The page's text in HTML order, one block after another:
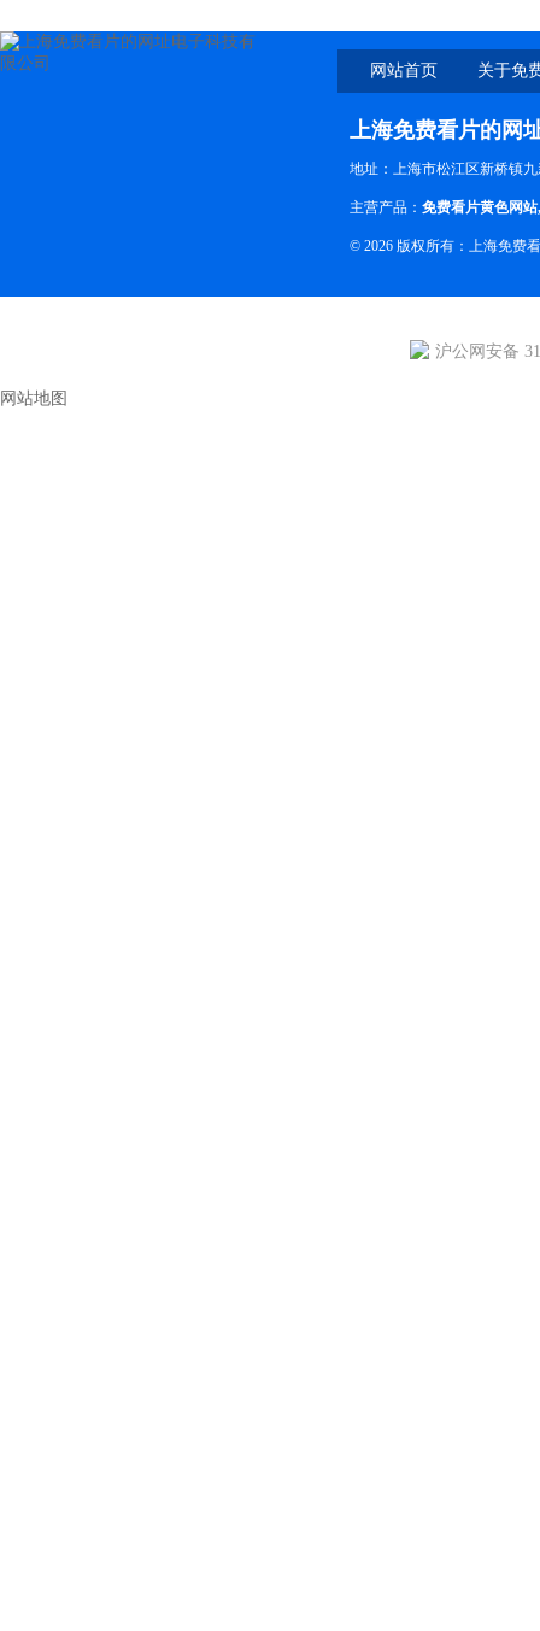
网站首页 关于免
上海免费看片的网
地址：上海市松江区新桥镇
主营产品： 免费看片黄色网站,
© 2026 版权所有：上海免费
沪公网安备
网站地图